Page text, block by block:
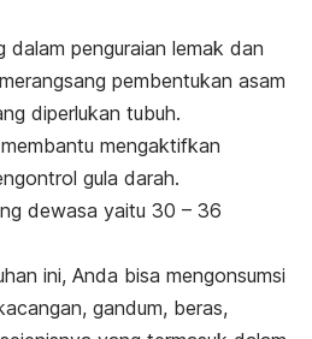
dalam penguraian lemak dan
pembentukan asam
diperlukan tubuh.
mengaktifkan
gula darah.
dewasa yaitu 30 – 36
ini, Anda bisa mengonsumsi
gandum, beras,